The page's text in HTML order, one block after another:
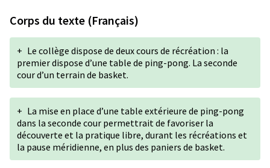
Corps du texte (Français)
+ Le collège dispose de deux cours de récréation : la
premier dispose d’une table de ping-pong. La seconde
cour d’un terrain de basket.
+ La mise en place d’une table extérieure de ping-pong
dans la seconde cour permettrait de favoriser la
découverte et la pratique libre, durant les récréations et
la pause méridienne, en plus des paniers de basket.